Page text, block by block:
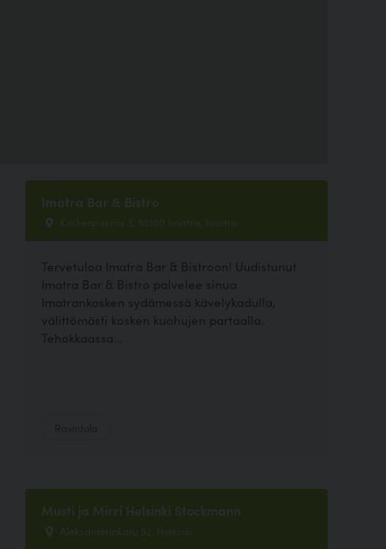
Imatra Bar & Bistro
Koskenparras 3, 55100 Imatra, Imatra
Tervetuloa Imatra Bar & Bistroon! Uudistunut
Imatra Bar & Bistro palvelee sinua
Imatrankosken sydämessä kävelykadulla,
välittömästi kosken kuohujen partaalla.
Tehokkaassa...
Musti ja Mirri Helsinki Stockmann
Aleksanterinkatu 52, Helsinki